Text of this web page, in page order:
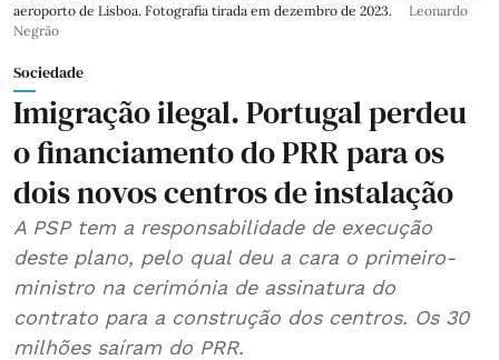
aeroporto de Lisboa. Fotografia tirada em dezembro de 2023.
Leonardo
Negrão
Sociedade
Imigração ilegal. Portugal perdeu
o financiamento do PRR para os
dois novos centros de instalação
A PSP tem a responsabilidade de execução
deste plano, pelo qual deu a cara o primeiro-
ministro na cerimónia de assinatura do
contrato para a construção dos centros. Os 30
milhões saíram do PRR.